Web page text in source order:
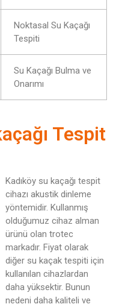
Noktasal Su Kaçağı
Tespiti
Su Kaçağı Bulma ve
Onarımı
Tespit
Kadıköy su kaçağı tespit
cihazı akustik dinleme
yöntemidir. Kullanmış
olduğumuz cihaz alman
ürünü olan trotec
markadır. Fiyat olarak
diğer su kaçak tespiti için
kullanılan cihazlardan
daha yüksektir. Bunun
nedeni daha kaliteli ve